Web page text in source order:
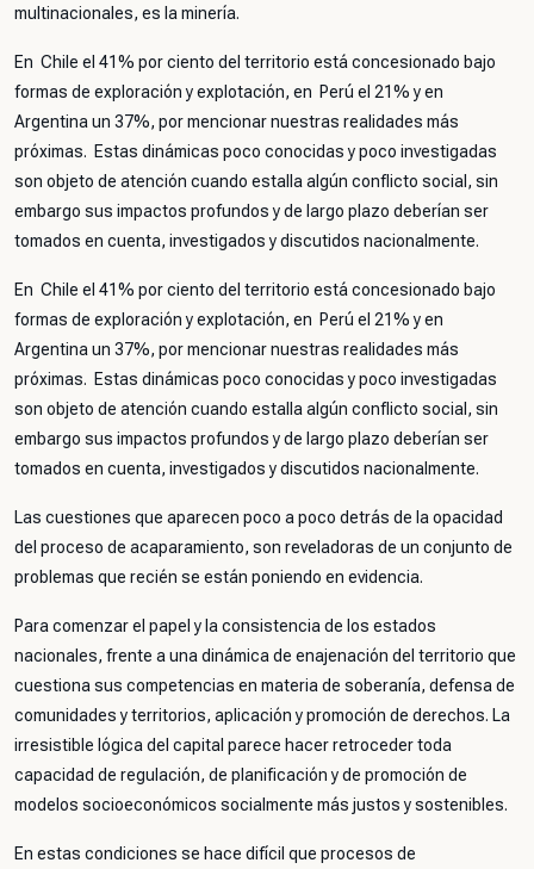
multinacionales, es la minería.
En Chile el 41% por ciento del territorio está concesionado bajo
formas de exploración y explotación, en Perú el 21% y en
Argentina un 37%, por mencionar nuestras realidades más
próximas. Estas dinámicas poco conocidas y poco investigadas
son objeto de atención cuando estalla algún conflicto social, sin
embargo sus impactos profundos y de largo plazo deberían ser
tomados en cuenta, investigados y discutidos nacionalmente.
En Chile el 41% por ciento del territorio está concesionado bajo
formas de exploración y explotación, en Perú el 21% y en
Argentina un 37%, por mencionar nuestras realidades más
próximas. Estas dinámicas poco conocidas y poco investigadas
son objeto de atención cuando estalla algún conflicto social, sin
embargo sus impactos profundos y de largo plazo deberían ser
tomados en cuenta, investigados y discutidos nacionalmente.
Las cuestiones que aparecen poco a poco detrás de la opacidad
del proceso de acaparamiento, son reveladoras de un conjunto de
problemas que recién se están poniendo en evidencia.
Para comenzar el papel y la consistencia de los estados
nacionales, frente a una dinámica de enajenación del territorio que
cuestiona sus competencias en materia de soberanía, defensa de
comunidades y territorios, aplicación y promoción de derechos. La
irresistible lógica del capital parece hacer retroceder toda
capacidad de regulación, de planificación y de promoción de
modelos socioeconómicos socialmente más justos y sostenibles.
En estas condiciones se hace difícil que procesos de